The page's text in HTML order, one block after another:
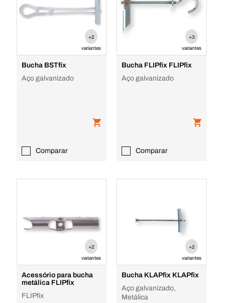
+2
variantes
Bucha BSTfix
Aço galvanizado
Comparar
+3
variantes
Bucha FLIPfix FLIPfix
Aço galvanizado
Comparar
+2
variantes
Acessório para bucha
metálica FLIPfix
FLIPfix
+2
variantes
Bucha KLAPfix KLAPfix
Aço galvanizado,
Metálica